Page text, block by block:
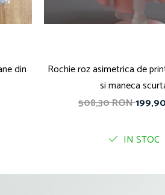
din
Rochie roz asimetrica de
si maneca
508,30 RON
IN STOC